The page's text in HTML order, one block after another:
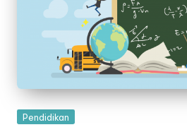
Posted
Pendidikan